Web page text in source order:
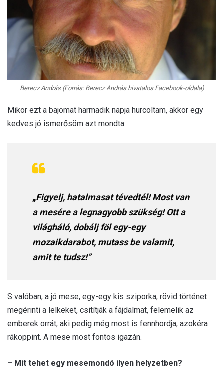
Berecz András (Forrás: Berecz András hivatalos Facebook-oldala)
Mikor ezt a bajomat harmadik napja hurcoltam, akkor egy
kedves jó ismerősöm azt mondta:
„Figyelj, hatalmasat tévedtél! Most van
a mesére a legnagyobb szükség! Ott a
világháló, dobálj föl egy-egy
mozaikdarabot, mutass be valamit,
amit te tudsz!”
S valóban, a jó mese, egy-egy kis sziporka, rövid történet
megérinti a lelkeket, csitítják a fájdalmat, felemelik az
emberek orrát, aki pedig még most is fennhordja, azokéra
rákoppint. A mese most fontos igazán.
– Mit tehet egy mesemondó ilyen helyzetben?